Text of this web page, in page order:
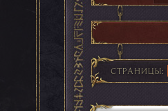
СТРАНИЦЫ